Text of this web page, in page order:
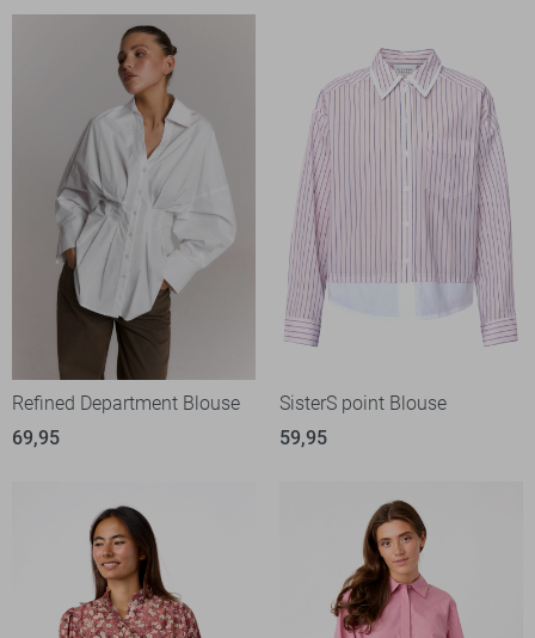
Refined Department Blouse
69,95
SisterS point Blouse
59,95